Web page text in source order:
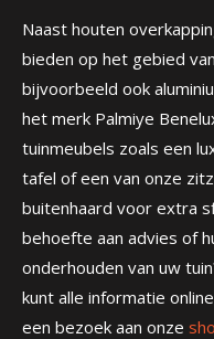
Naast houten
bieden op het gebied
bijvoorbeeld ook
het merk Palmiye
tuinmeubels zoals een
tafel of een van onze
buitenhaard voor extra
behoefte aan advies of
onderhouden van uw
kunt alle informatie
een bezoek aan onze